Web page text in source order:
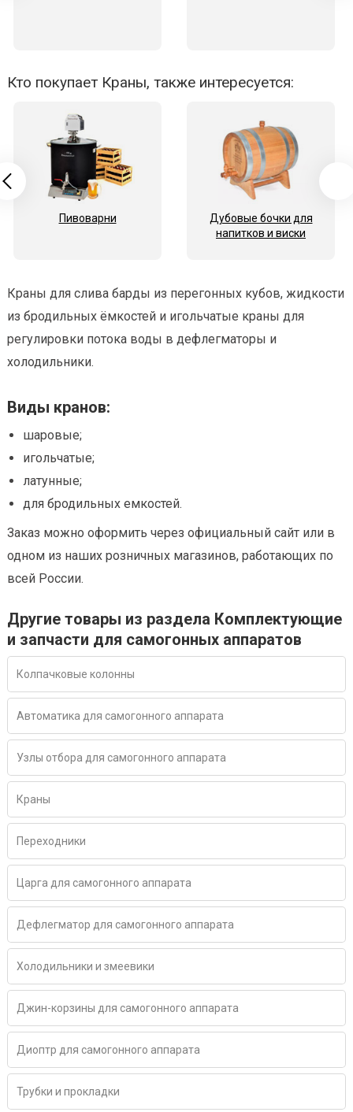
Кто покупает Краны, также интересуется:
Пивоварни
Дубовые бочки для
напитков и виски
Краны для слива барды из перегонных кубов, жидкости
из бродильных ёмкостей и игольчатые краны для
регулировки потока воды в дефлегматоры и
холодильники.
Виды кранов:
шаровые;
игольчатые;
латунные;
для бродильных емкостей.
Заказ можно оформить через официальный сайт или в
одном из наших розничных магазинов, работающих по
всей России.
Другие товары из раздела Комплектующие
и запчасти для самогонных аппаратов
Колпачковые колонны
Автоматика для самогонного аппарата
Узлы отбора для самогонного аппарата
Краны
Переходники
Царга для самогонного аппарата
Дефлегматор для самогонного аппарата
Холодильники и змеевики
Джин-корзины для самогонного аппарата
Диоптр для самогонного аппарата
Трубки и прокладки